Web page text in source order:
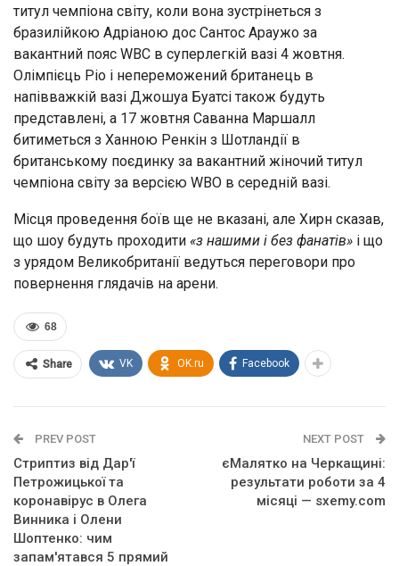
титул чемпіона світу, коли вона зустрінеться з
бразилійкою Адріаною дос Сантос Араужо за
вакантний пояс WBC в суперлегкій вазі 4 жовтня.
Олімпієць Ріо і непереможений британець в
напівважкій вазі Джошуа Буатсі також будуть
представлені, а 17 жовтня Саванна Маршалл
битиметься з Ханною Ренкін з Шотландії в
британському поєдинку за вакантний жіночий титул
чемпіона світу за версією WBO в середній вазі.
Місця проведення боїв ще не вказані, але Хирн сказав,
що шоу будуть проходити «з нашими і без фанатів» і що
з урядом Великобританії ведуться переговори про
повернення глядачів на арени.
68
Share VK OK.ru Facebook
PREV POST
Стриптиз від Дар'ї
Петрожицької та
коронавірус в Олега
Винника і Олени
Шоптенко: чим
запам'ятався 5 прямий
NEXT POST
єМалятко на Черкащині:
результати роботи за 4
місяці — sxemy.com